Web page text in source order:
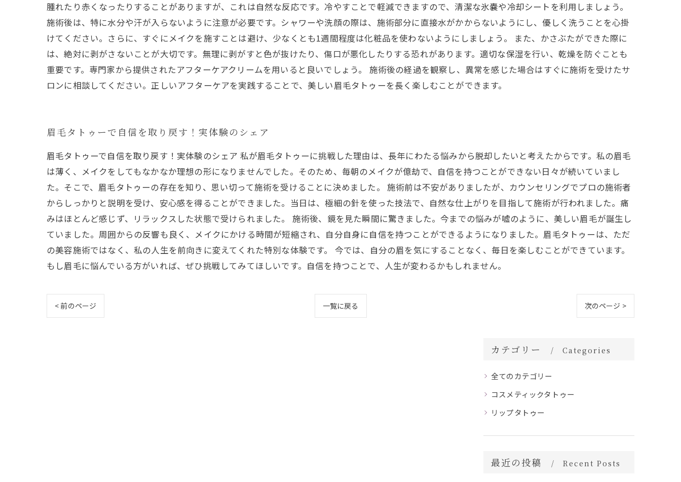
腫れたり赤くなったりすることがありますが、これは自然な反応です。冷やすことで軽減できますので、清潔な氷嚢や冷却シートを利用しましょう。
施術後は、特に水分や汗が入らないように注意が必要です。シャワーや洗顔の際は、施術部分に直接水がかからないようにし、優しく洗うことを心掛
けてください。さらに、すぐにメイクを施すことは避け、少なくとも1週間程度は化粧品を使わないようにしましょう。 また、かさぶたができた際に
は、絶対に剥がさないことが大切です。無理に剥がすと色が抜けたり、傷口が悪化したりする恐れがあります。適切な保湿を行い、乾燥を防ぐことも
重要です。専門家から提供されたアフターケアクリームを用いると良いでしょう。 施術後の経過を観察し、異常を感じた場合はすぐに施術を受けたサ
ロンに相談してください。正しいアフターケアを実践することで、美しい眉毛タトゥーを長く楽しむことができます。
眉毛タトゥーで自信を取り戻す！実体験のシェア
眉毛タトゥーで自信を取り戻す！実体験のシェア 私が眉毛タトゥーに挑戦した理由は、長年にわたる悩みから脱却したいと考えたからです。私の眉毛
は薄く、メイクをしてもなかなか理想の形になりませんでした。そのため、毎朝のメイクが億劫で、自信を持つことができない日々が続いていまし
た。そこで、眉毛タトゥーの存在を知り、思い切って施術を受けることに決めました。 施術前は不安がありましたが、カウンセリングでプロの施術者
からしっかりと説明を受け、安心感を得ることができました。当日は、極細の針を使った技法で、自然な仕上がりを目指して施術が行われました。痛
みはほとんど感じず、リラックスした状態で受けられました。 施術後、鏡を見た瞬間に驚きました。今までの悩みが嘘のように、美しい眉毛が誕生し
ていました。周囲からの反響も良く、メイクにかける時間が短縮され、自分自身に自信を持つことができるようになりました。眉毛タトゥーは、ただ
の美容施術ではなく、私の人生を前向きに変えてくれた特別な体験です。 今では、自分の眉を気にすることなく、毎日を楽しむことができています。
もし眉毛に悩んでいる方がいれば、ぜひ挑戦してみてほしいです。自信を持つことで、人生が変わるかもしれません。
< 前のページ 一覧に戻る 次のページ >
カテゴリー Categories
全てのカテゴリー
コスメティックタトゥー
リップタトゥー
最近の投稿 Recent Posts